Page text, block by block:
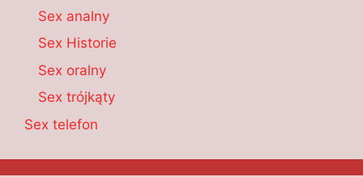
Sex analny
Sex Historie
Sex oralny
Sex trójkąty
Sex telefon